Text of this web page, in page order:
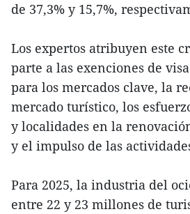
de 37,3% y 15,7%,
Los expertos atribuyen este
parte a las exenciones de
para los mercados clave, la
mercado turístico, los
y localidades en la
y el impulso de las
Para 2025, la industria del
entre 22 y 23 millones de